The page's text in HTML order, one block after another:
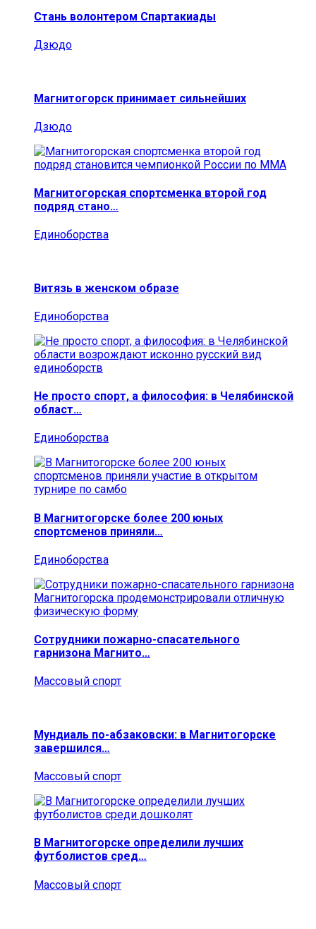
Стань волонтером Спартакиады
Дзюдо
Магнитогорск принимает сильнейших
Дзюдо
Магнитогорская спортсменка второй год
подряд стано…
Единоборства
Витязь в женском образе
Единоборства
Не просто спорт, а философия: в Челябинской
област…
Единоборства
В Магнитогорске более 200 юных
спортсменов приняли…
Единоборства
Сотрудники пожарно-спасательного
гарнизона Магнито…
Массовый спорт
Мундиаль по-абзаковски: в Магнитогорске
завершился…
Массовый спорт
В Магнитогорске определили лучших
футболистов сред…
Массовый спорт